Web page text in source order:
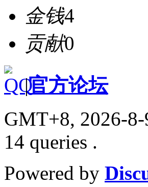
金钱4
贡献0
|官方论坛
GMT+8, 2026-
14 queries .
Powered by